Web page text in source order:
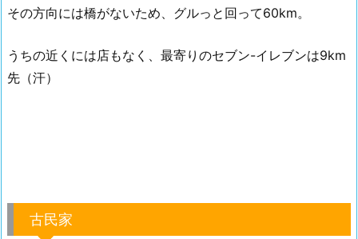
その方向には橋がないため、グルっと回って60km。
うちの近くには店もなく、最寄りのセブン-イレブンは9km
先（汗）
古民家